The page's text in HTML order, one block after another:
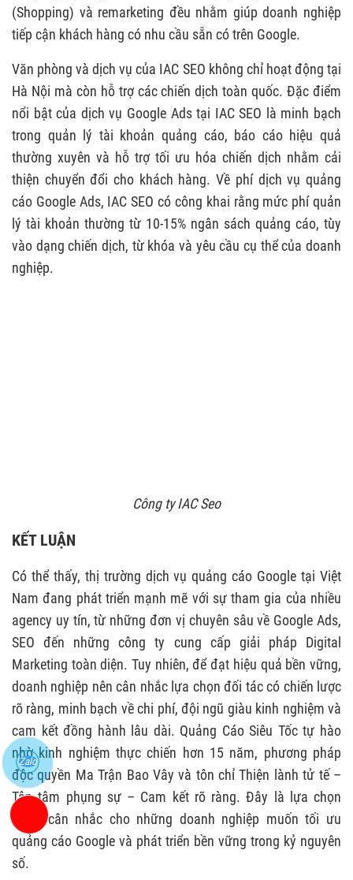
(Shopping) và remarketing đều nhằm giúp doanh nghiệp
tiếp cận khách hàng có nhu cầu sẵn có trên Google.
Văn phòng và dịch vụ của IAC SEO không chỉ hoạt động tại
Hà Nội mà còn hỗ trợ các chiến dịch toàn quốc. Đặc điểm
nổi bật của dịch vụ Google Ads tại IAC SEO là minh bạch
trong quản lý tài khoản quảng cáo, báo cáo hiệu quả
thường xuyên và hỗ trợ tối ưu hóa chiến dịch nhằm cải
thiện chuyển đổi cho khách hàng. Về phí dịch vụ quảng
cáo Google Ads, IAC SEO có công khai rằng mức phí quản
lý tài khoản thường từ 10-15% ngân sách quảng cáo, tùy
vào dạng chiến dịch, từ khóa và yêu cầu cụ thể của doanh
nghiệp.
Công ty IAC Seo
KẾT LUẬN
Có thể thấy, thị trường dịch vụ quảng cáo Google tại Việt
Nam đang phát triển mạnh mẽ với sự tham gia của nhiều
agency uy tín, từ những đơn vị chuyên sâu về Google Ads,
SEO đến những công ty cung cấp giải pháp Digital
Marketing toàn diện. Tuy nhiên, để đạt hiệu quả bền vững,
doanh nghiệp nên cân nhắc lựa chọn đối tác có chiến lược
rõ ràng, minh bạch về chi phí, đội ngũ giàu kinh nghiệm và
cam kết đồng hành lâu dài. Quảng Cáo Siêu Tốc tự hào
nhờ kinh nghiệm thực chiến hơn 15 năm, phương pháp
độc quyền Ma Trận Bao Vây và tôn chỉ Thiện lành tử tế –
Tận tâm phụng sự – Cam kết rõ ràng. Đây là lựa chọn
đáng cân nhắc cho những doanh nghiệp muốn tối ưu
quảng cáo Google và phát triển bền vững trong kỷ nguyên
số.
Zalo